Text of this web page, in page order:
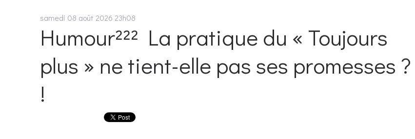
samedi 08 août 2026 23h08
Humour²²² La pratique du « Toujours
plus » ne tient-elle pas ses promesses ?
!